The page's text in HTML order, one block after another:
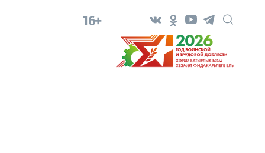
16+